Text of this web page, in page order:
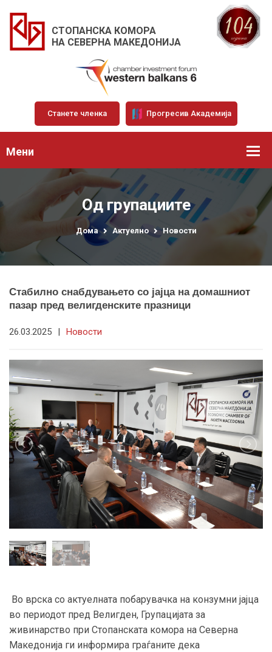
СТОПАНСКА КОМОРА
НА СЕВЕРНА МАКЕДОНИЈА
Станете членка Прогресив Академија
Мени
Од групациите
Дома Актуелно Новости
Стабилно снабдувањето со јајца на домашниот
пазар пред велигденските празници
26.03.2025 | Новости
Во врска со актуелната побарувачка на конзумни јајца
во периодот пред Велигден, Групацијата за
живинарство при Стопанската комора на Северна
Македонија ги информира граѓаните дека